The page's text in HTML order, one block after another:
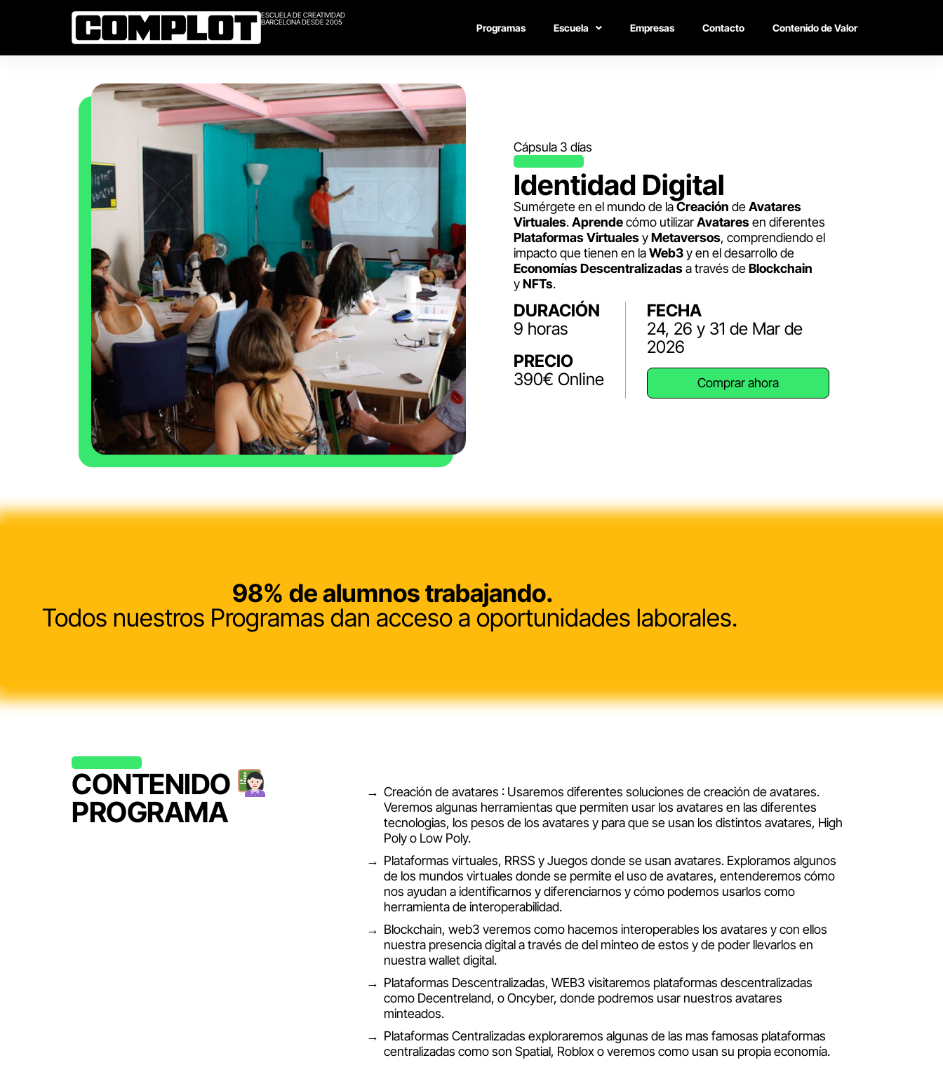
ESCUELA DE CREATIVIDAD
BARCELONA DESDE 2005
Programas Escuela Empresas Contacto Contenido de Valor
Cápsula 3 días
Identidad Digital
Sumérgete en el mundo de laCreación deAvatares
Virtuales.Aprendecómo utilizarAvataresen diferentes
PlataformasVirtualesyMetaversos, comprendiendo el
impacto que tienen en laWeb3y en el desarrollo de
EconomíasDescentralizadasa través deBlockchain
yNFTs.
DURACIÓN
9 horas
PRECIO
390€ Online
FECHA
24, 26 y 31 de Mar de
2026
Comprar ahora
98% de alumnos trabajando.
Todos nuestros Programas dan acceso a oportunidades laborales.
CONTENIDO
PROGRAMA
Creación de avatares : Usaremos diferentes soluciones de creación de avatares.
Veremos algunas herramientas que permiten usar los avatares en las diferentes
tecnologias, los pesos de los avatares y para que se usan los distintos avatares, High
Poly o Low Poly.
Plataformas virtuales, RRSS y Juegos donde se usan avatares. Exploramos algunos
de los mundos virtuales donde se permite el uso de avatares, entenderemos cómo
nos ayudan a identificarnos y diferenciarnos y cómo podemos usarlos como
herramienta de interoperabilidad.
Blockchain, web3 veremos como hacemos interoperables los avatares y con ellos
nuestra presencia digital a través de del minteo de estos y de poder llevarlos en
nuestra wallet digital.
Plataformas Descentralizadas, WEB3 visitaremos plataformas descentralizadas
como Decentreland, o Oncyber, donde podremos usar nuestros avatares
minteados.
Plataformas Centralizadas exploraremos algunas de las mas famosas plataformas
centralizadas como son Spatial, Roblox o veremos como usan su propia economía.